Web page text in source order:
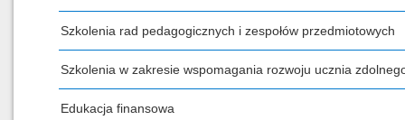
Szkolenia rad pedagogicznych i zespołów przedmiotowych
Szkolenia w zakresie wspomagania rozwoju ucznia
Edukacja finansowa